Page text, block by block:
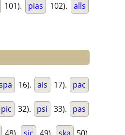
101). pias 102). alls
16). ais 17). pac
pic 32). psi 33). pas